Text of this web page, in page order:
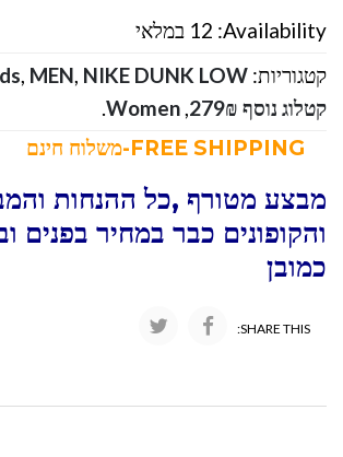
Availability: 12 במלאי
קטגוריות:
, MEN,
קטלוג נוסף 279₪
,
Women
.
מבצע מטורף ,כל ההנחות
והקופונים כבר במחיר בפנים
כמובן
SHARE THIS: